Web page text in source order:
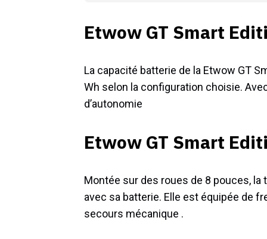
Etwow GT Smart
La capacité batterie de la Etwow GT
Wh selon la configuration choisie.
d’autonomie
Etwow GT Smart
Montée sur des roues de 8 pouces,
avec sa batterie. Elle est équipée de
secours mécanique .